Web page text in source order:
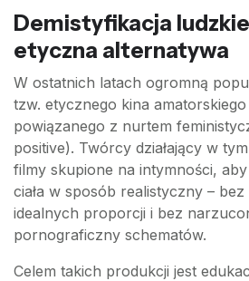
Demistyfikacja
etyczna alternatywa
W ostatnich latach ogromną
tzw. etycznego kina
powiązanego z nurtem
positive). Twórcy działający w
filmy skupione na intymności,
ciała w sposób realistyczny –
idealnych proporcji i bez
pornograficzny schematów.
Celem takich produkcji jest